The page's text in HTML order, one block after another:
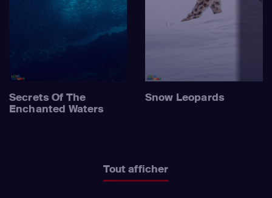
Secrets Of The
Enchanted Waters
Snow Leopards
Tout afficher